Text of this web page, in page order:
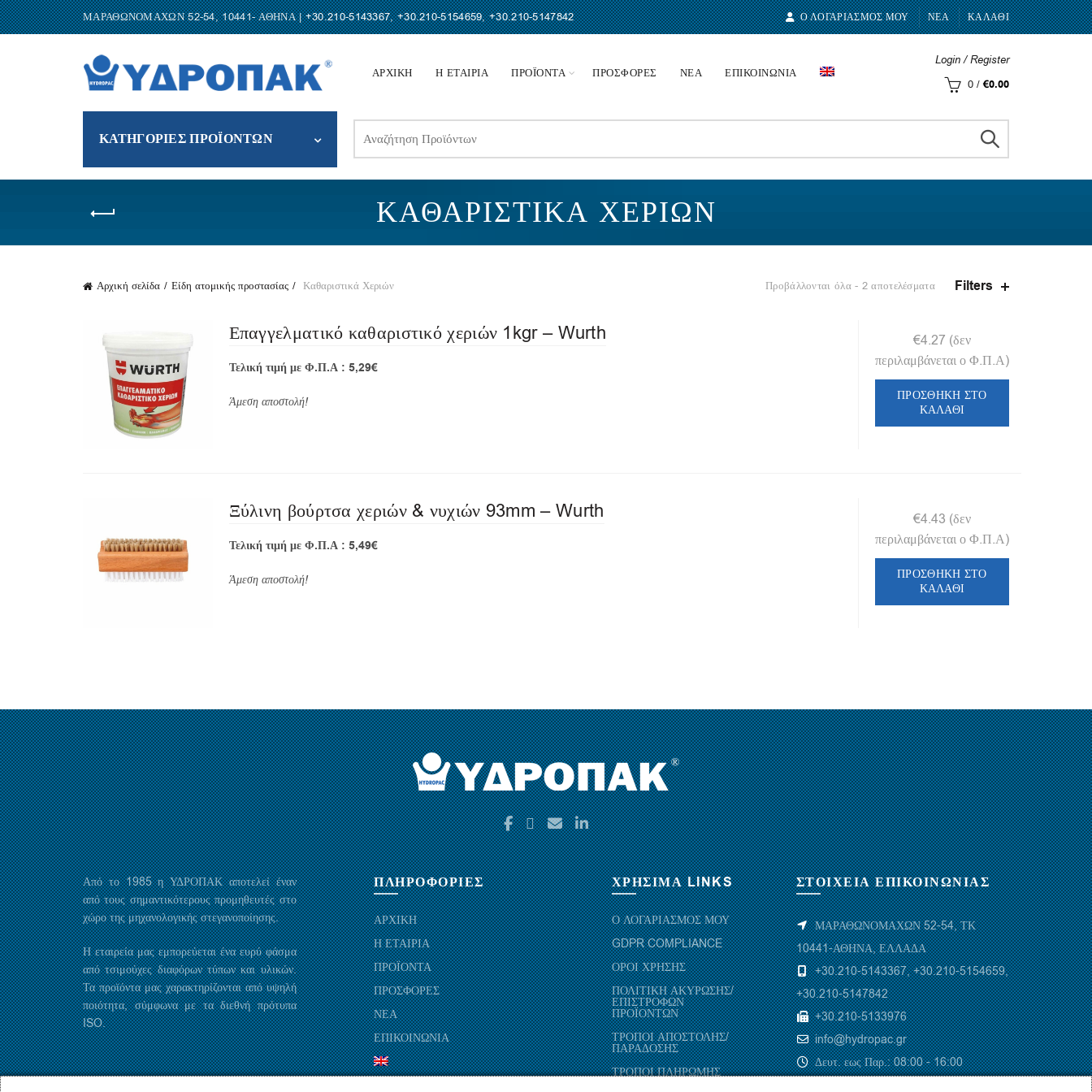
ΜΑΡΑΘΩΝΟΜΑΧΩΝ 52-54, 10441- ΑΘΗΝΑ |+30.210-5143367,+30.210-5154659,+30.210-5147842 Ο ΛΟΓΑΡΙΑΣΜΟΣ ΜΟΥ ΝΕΑ ΚΑΛΑΘΙ
ΑΡΧΙΚΗ Η ΕΤΑΙΡΙΑ ΠΡΟΪΟΝΤΑ ΠΡΟΣΦΟΡΕΣ ΝΕΑ ΕΠΙΚΟΙΝΩΝΙΑ
Login / Register
0 / €0.00
ΚΑΤΗΓΟΡΙΕΣ ΠΡΟΪΟΝΤΩΝ
for:
ΚΑΘΑΡΙΣΤΙΚΆ ΧΕΡΙΏΝ
Αρχική σελίδα Είδη ατομικής προστασίας Καθαριστικά Χεριών Προβάλλονται όλα - 2 αποτελέσματα Filters
Επαγγελματικό καθαριστικό χεριών 1kgr – Wurth
Τελική τιμή με Φ.Π.Α : 5,29€
Άμεση αποστολή!
€4.27 (δεν
περιλαμβάνεται ο Φ.Π.Α)
ΠΡΟΣΘΉΚΗ ΣΤΟ
ΚΑΛΆΘΙ
Ξύλινη βούρτσα χεριών & νυχιών 93mm – Wurth
Τελική τιμή με Φ.Π.Α : 5,49€
Άμεση αποστολή!
€4.43 (δεν
περιλαμβάνεται ο Φ.Π.Α)
ΠΡΟΣΘΉΚΗ ΣΤΟ
ΚΑΛΆΘΙ
Από το 1985 η ΥΔΡΟΠΑΚ αποτελεί έναν
από τους σημαντικότερους προμηθευτές στο
χώρο της μηχανολογικής στεγανοποίησης.
Η εταιρεία μας εμπορεύεται ένα ευρύ φάσμα
από τσιμούχες διαφόρων τύπων και υλικών.
Τα προϊόντα μας χαρακτηρίζονται από υψηλή
ποιότητα, σύμφωνα με τα διεθνή πρότυπα
ISO.
ΠΛΗΡΟΦΟΡΙΕΣ
ΑΡΧΙΚΗ
Η ΕΤΑΙΡΙΑ
ΠΡΟΪΟΝΤΑ
ΠΡΟΣΦΟΡΕΣ
ΝΕΑ
ΕΠΙΚΟΙΝΩΝΙΑ
ΧΡΗΣΙΜΑ LINKS
Ο ΛΟΓΑΡΙΑΣΜΟΣ ΜΟΥ
GDPR COMPLIANCE
ΟΡΟΙ ΧΡΗΣΗΣ
ΠΟΛΙΤΙΚΗ ΑΚΥΡΩΣΗΣ/
ΕΠΙΣΤΡΟΦΩΝ
ΠΡΟΪΟΝΤΩΝ
ΤΡΟΠΟΙ ΑΠΟΣΤΟΛΗΣ/
ΠΑΡΑΔΟΣΗΣ
ΤΡΟΠΟΙ ΠΛΗΡΩΜΗΣ
ΣΤΟΙΧΕΙΑ ΕΠΙΚΟΙΝΩΝΙΑΣ
ΜΑΡΑΘΩΝΟΜΑΧΩΝ 52-54, ΤΚ
10441-ΑΘΗΝΑ, ΕΛΛΑΔΑ
+30.210-5143367,+30.210-5154659,
+30.210-5147842
+30.210-5133976
info@hydropac.gr
Δευτ. εως Παρ.: 08:00 - 16:00